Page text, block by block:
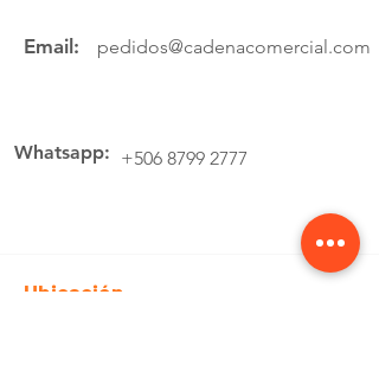
Email: pedidos@cadenacomercial.com
Whatsapp: +506 8799 2777
Ubicación